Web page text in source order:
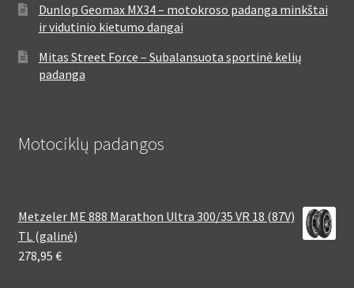
Dunlop Geomax MX34 – motokroso padanga minkštai
ir vidutinio kietumo dangai
Mitas Street Force – Subalansuota sportinė kelių
padanga
Motociklų padangos
Metzeler ME 888 Marathon Ultra 300/35 VR 18 (87V)
TL (galinė)
278,95 €